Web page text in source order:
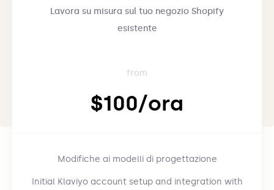
Lavora su misura sul tuo negozio Shopify
esistente
from
$100/ora
Modifiche ai modelli di progettazione
Initial Klaviyo account setup and integration with